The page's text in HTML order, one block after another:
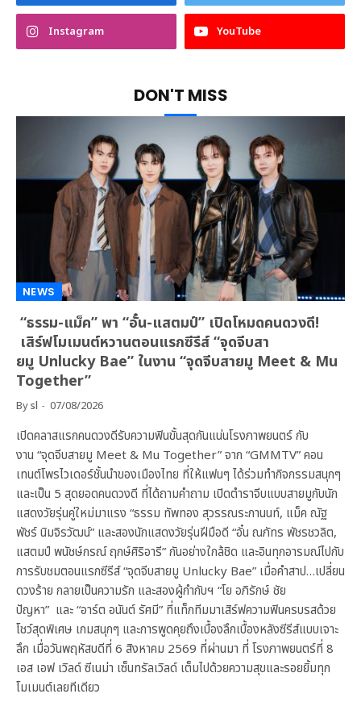
Instagram YouTube
DON'T MISS
NEWS
“ธรรม-แม็ค” พา “อั๋น-แสตมป์” เปิดโหมดคนดวงดี!
เสิร์ฟโมเมนต์หวานตอนแรกซีรีส์ “จุดจีบสา
ยมู Unlucky Bae” ในงาน “จุดจีบสายมู Meet & Mu
Together”
Bysl 07/08/2026
เปิดคลาสแรกคนดวงดีรับความฟินขั้นสุดกันแน่นโรงภาพยนตร์ กับ
งาน “จุดจีบสายมู Meet & Mu Together” จาก “GMMTV” คอน
เทนต์โพรไวเดอร์ชั้นนำของเมืองไทย ที่ให้แฟนๆ ได้ร่วมทำกิจกรรมสนุกๆ
และเป็น 5 สุดยอดคนดวงดี ที่ได้ถามคำถาม เปิดตำราจีบแบบสายมูกับนัก
แสดงวัยรุ่นคู่ใหม่มาแรง “ธรรม ทัพทอง สุวรรณระกานนท์, แม็ค ณัฐ
พัชร์ นิมจิรวัฒน์” และสองนักแสดงวัยรุ่นฝีมือดี “อั๋น ณภัทร พัชรชวลิต,
แสตมป์ พนัชษ์กรณ์ ฤกษ์ศิริอารี” กันอย่างใกล้ชิด และอินทุกอารมณ์ไปกับ
การรับชมตอนแรกซีรีส์ “จุดจีบสายมู Unlucky Bae” เมื่อคำสาป…เปลี่ยน
ดวงร้าย กลายเป็นความรัก และสองผู้กำกับฯ “โย อภิรักษ์ ชัย
ปัญหา” และ “อาร์ต อนันต์ รัศมี” ที่แท็กทีมมาเสิร์ฟความฟินครบรสด้วย
โชว์สุดพิเศษ เกมสนุกๆ และการพูดคุยถึงเบื้องลึกเบื้องหลังซีรีส์แบบเจาะ
ลึก เมื่อวันพฤหัสบดีที่ 6 สิงหาคม 2569 ที่ผ่านมา ที่ โรงภาพยนตร์ที่ 8
เอส เอฟ เวิลด์ ซีเนม่า เซ็นทรัลเวิลด์ เต็มไปด้วยความสุขและรอยยิ้มทุก
โมเมนต์เลยทีเดียว